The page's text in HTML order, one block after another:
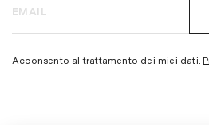
Acconsento al trattamento dei miei dati.